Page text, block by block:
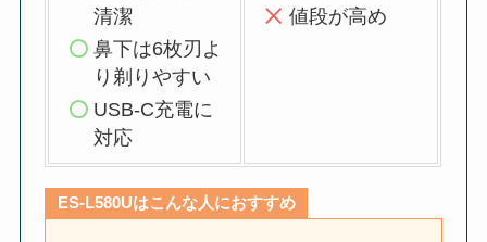
清潔
鼻下は6枚刃よ
り剃りやすい
USB-C充電に
対応
値段が高め
ES-L580Uはこんな人におすすめ